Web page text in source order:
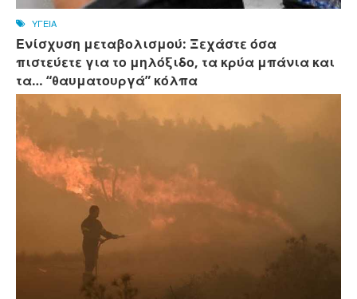
ΥΓΕΙΑ
Ενίσχυση μεταβολισμού: Ξεχάστε όσα
πιστεύετε για το μηλόξιδο, τα κρύα μπάνια και
τα… “θαυματουργά” κόλπα